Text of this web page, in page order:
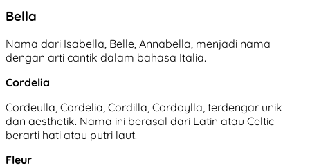
Bella
Nama dari Isabella, Belle, Annabella, menjadi nama
dengan arti cantik dalam bahasa Italia.
Cordelia
Cordeulla, Cordelia, Cordilla, Cordoylla, terdengar unik
dan aesthetik. Nama ini berasal dari Latin atau Celtic
berarti hati atau putri laut.
Fleur